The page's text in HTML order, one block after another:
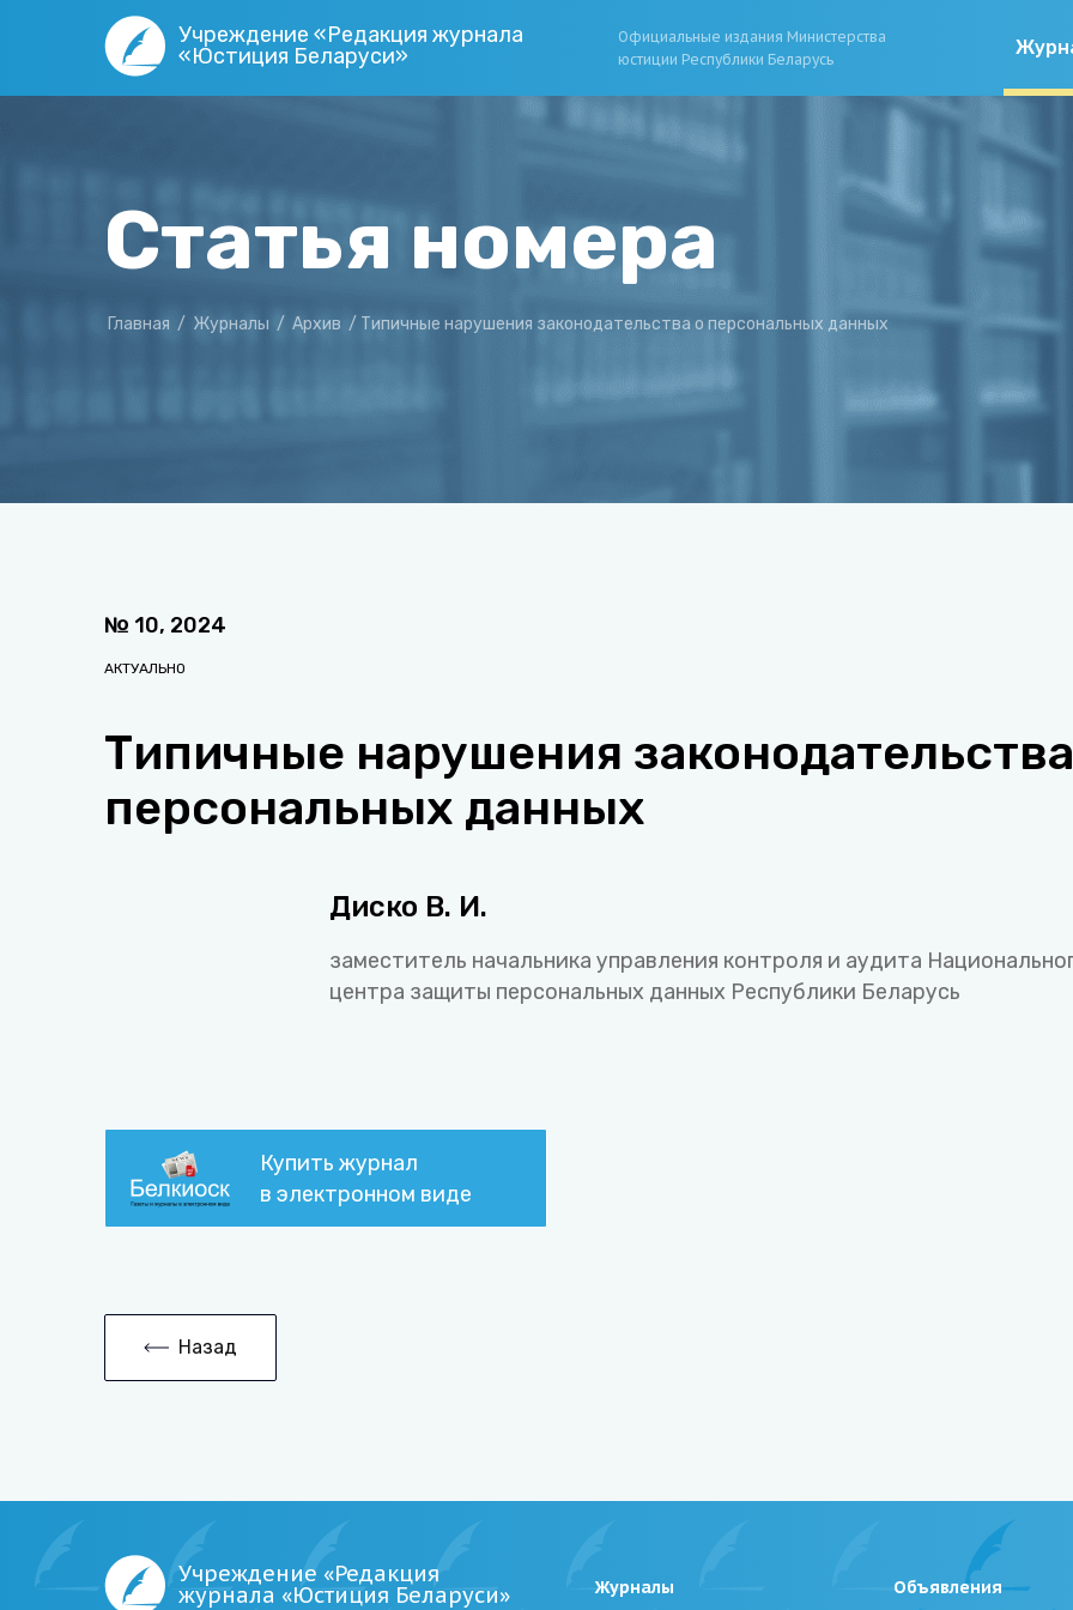
Учреждение «Редакция журнала
«Юстиция Беларуси»
Официальные издания Министерства
юстиции Республики Беларусь
Статья номера
Главная / Журналы / Архив / Типичные нарушения законодательства о персональных данных
№ 10, 2024
АКТУАЛЬНО
Типичные нарушения
персональных данных
Диско В. И.
заместитель начальника управления контроля и аудита
центра защиты персональных данных Республики Беларусь
Купить журнал
в электронном виде
Назад
Учреждение «Редакция
журнала «Юстиция Беларуси» Журналы Объявления